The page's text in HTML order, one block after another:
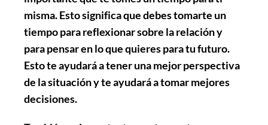
misma. Esto significa que debes tomarte un
tiempo para reflexionar sobre la relación y
para pensar en lo que quieres para tu futuro.
Esto te ayudará a tener una mejor perspectiva
de la situación y te ayudará a tomar mejores
decisiones.